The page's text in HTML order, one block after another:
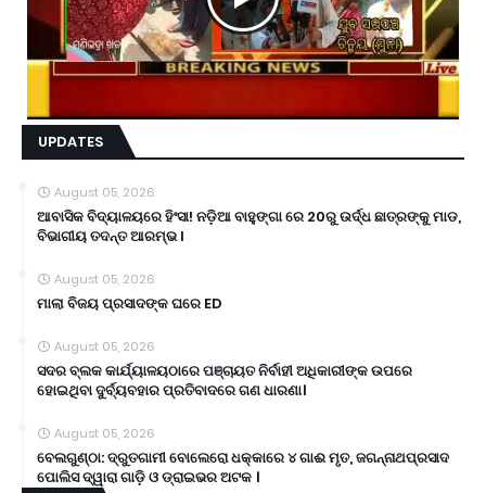
UPDATES
August 05, 2026
ଆବାସିକ ବିଦ୍ୟାଳୟରେ ହିଂସା! ନଡ଼ିଆ ବାହୁଙ୍ଗା ରେ 20ରୁ ଉର୍ଦ୍ଧ ଛାତ୍ରଙ୍କୁ ମାଡ,
ବିଭାଗୀୟ ତଦନ୍ତ ଆରମ୍ଭ l
August 05, 2026
ମାଲା ବିଜୟ ପ୍ରସାଦଙ୍କ ଘରେ ED
August 05, 2026
ସଦର ବ୍ଲକ କାର୍ଯ୍ୟାଳୟଠାରେ ପଞ୍ଚାୟତ ନିର୍ବାହୀ ଅଧିକାରୀଙ୍କ ଉପରେ
ହୋଇଥିବା ଦୁର୍ବ୍ୟବହାର ପ୍ରତିବାଦରେ ଗଣ ଧାରଣା।
August 05, 2026
ବେଲଗୁଣ୍ଠା: ଦ୍ରୁତଗାମୀ ବୋଲେରୋ ଧକ୍କାରେ ୪ ଗାଈ ମୃତ, ଜଗନ୍ନାଥପ୍ରସାଦ
ପୋଲିସ ଦ୍ୱାରା ଗାଡ଼ି ଓ ଡ୍ରାଇଭର ଅଟକ ।